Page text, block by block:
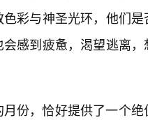
彩与神圣光环，他们
感到疲惫，渴望逃离
份，恰好提供了一个